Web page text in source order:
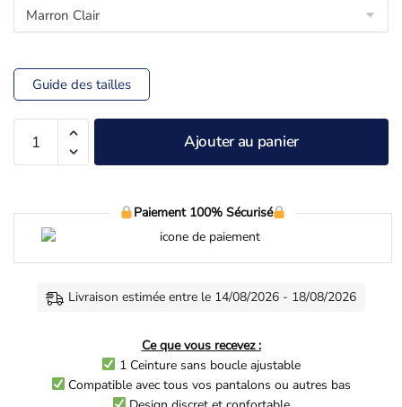
Guide des tailles
Ajouter au panier
Paiement 100% Sécurisé
Livraison estimée entre le 14/08/2026 - 18/08/2026
Ce que vous recevez :
1 Ceinture sans boucle ajustable
Compatible avec tous vos pantalons ou autres bas